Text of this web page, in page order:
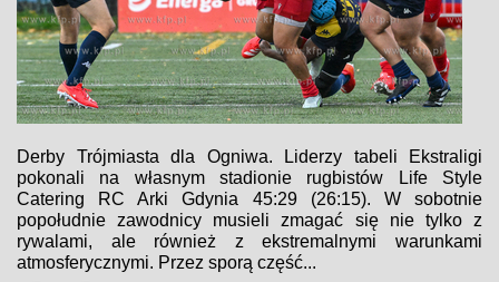
Derby Trójmiasta dla Ogniwa. Liderzy tabeli Ekstraligi
pokonali na własnym stadionie rugbistów Life Style
Catering RC Arki Gdynia 45:29 (26:15). W sobotnie
popołudnie zawodnicy musieli zmagać się nie tylko z
rywalami, ale również z ekstremalnymi warunkami
atmosferycznymi. Przez sporą część...